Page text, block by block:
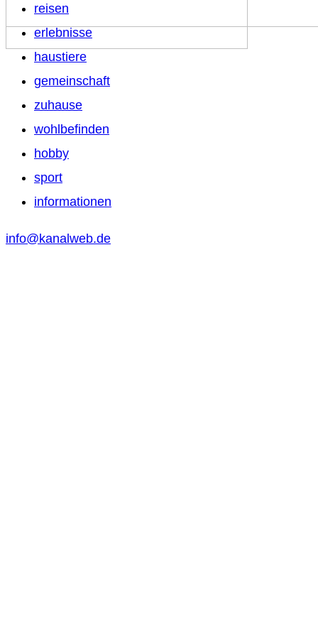
reisen
erlebnisse
haustiere
gemeinschaft
zuhause
wohlbefinden
hobby
sport
informationen
info@kanalweb.de